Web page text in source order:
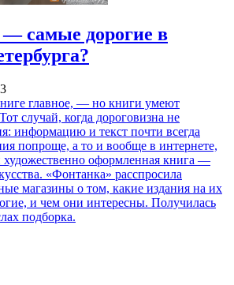
самые дорогие в
главное, — но книги умеют
случай, когда дороговизна не
информацию и текст почти всегда
попроще, а то и вообще в интернете,
оформленная книга —
«Фонтанка» расспросила
магазины о том, какие издания на их
и чем они интересны. Получилась
подборка.